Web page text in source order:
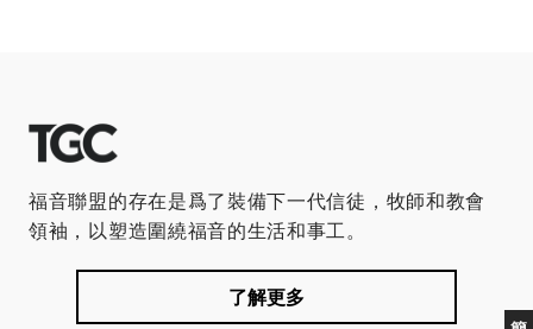
福音聯盟的存在是爲了裝備下一代信徒，牧師和教會
領袖，以塑造圍繞福音的生活和事工。
了解更多